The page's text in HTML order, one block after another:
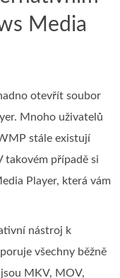
Media
otevřít soubor
Mnoho uživatelů
stále existují
takovém případě si
Player, která vám
nástroj k
všechny běžně
MKV, MOV,